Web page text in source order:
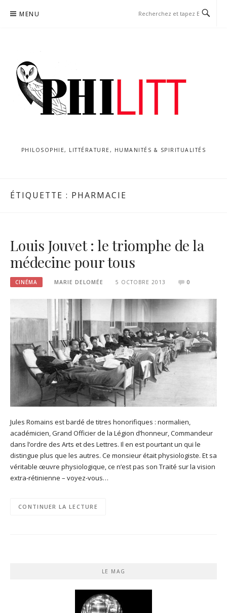
MENU
PHILOSOPHIE, LITTÉRATURE, HUMANITÉS & SPIRITUALITÉS
ÉTIQUETTE : PHARMACIE
Louis Jouvet : le triomphe de la
médecine pour tous
CINÉMA MARIE DELOMÉE 5 OCTOBRE 2013 0
Jules Romains est bardé de titres honorifiques : normalien,
académicien, Grand Officier de la Légion d’honneur, Commandeur
dans l’ordre des Arts et des Lettres. Il en est pourtant un qui le
distingue plus que les autres. Ce monsieur était physiologiste. Et sa
véritable œuvre physiologique, ce n’est pas son Traité sur la vision
extra-rétinienne – voyez-vous…
CONTINUER LA LECTURE
LE MAG